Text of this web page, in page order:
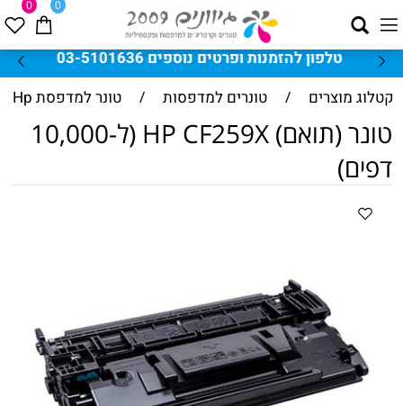
טלפון להזמנות ופרטים נוספים 03-5101636
0 0
קטלוג מוצרים / טונרים למדפסות / טונר למדפסת Hp
טונר (תואם) HP CF259X (ל-10,000
דפים)